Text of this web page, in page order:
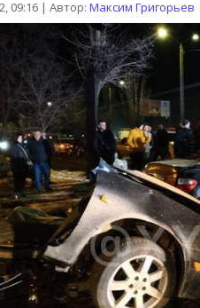
09:16 | Автор: Максим Григорьев